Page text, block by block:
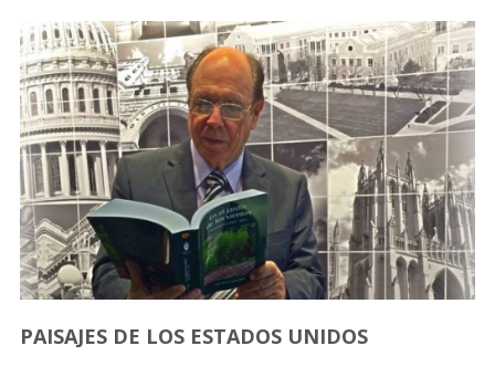
PAISAJES DE LOS ESTADOS UNIDOS